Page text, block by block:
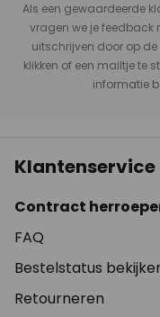
Als een gewaardeerde
vragen we je feedback
uitschrijven door op
klikken of een mailtje te
informatie
Klantenservice
Contract
FAQ
Bestelstatus
Retourneren